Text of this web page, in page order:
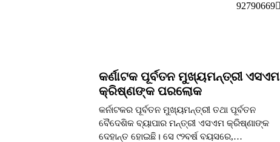
92790669
କର୍ଣାଟକ ପୂର୍ବତନ ମୁଖ୍ୟମନ୍ତ୍ରୀ ଏସଏମ
କ୍ରିଷ୍ଣଙ୍କ ପରଲୋକ
କର୍ନାଟକର ପୂର୍ବତନ ମୁଖ୍ୟମନ୍ତ୍ରୀ ତଥା ପୂର୍ବତନ
ବୈଦେଶିକ ବ୍ୟାପାର ମନ୍ତ୍ରୀ ଏସଏମ କ୍ରିଷ୍ଣାଙ୍କ
ଦେହାନ୍ତ ହୋଇଛି। ସେ ୯୨ବର୍ଷ ବୟସରେ,…